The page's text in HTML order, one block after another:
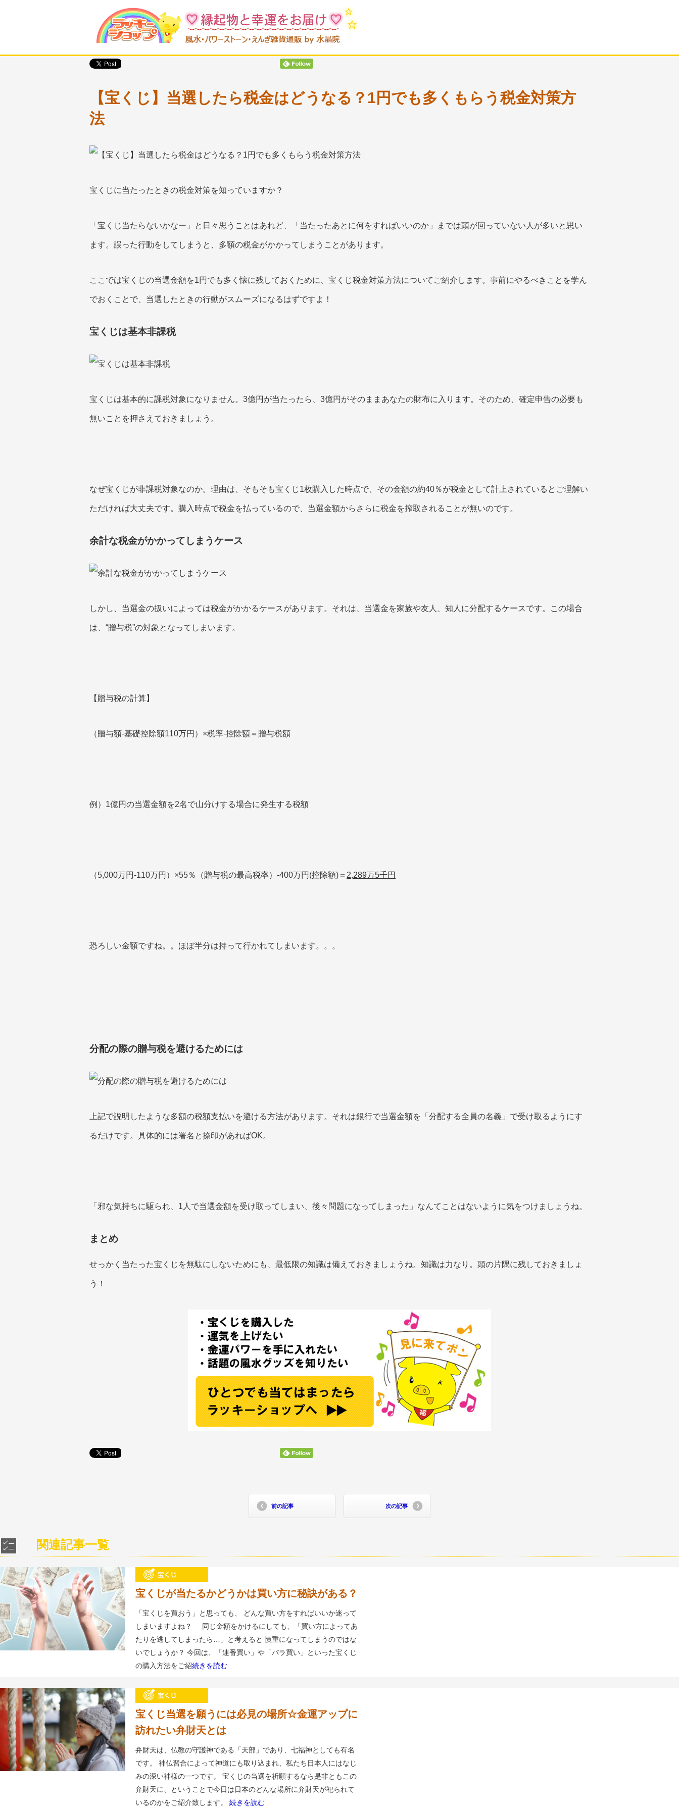
【宝くじ】当選したら税金はどうなる？1円でも多くもらう税金対策方
法
宝くじに当たったときの税金対策を知っていますか？
「宝くじ当たらないかなー」と日々思うことはあれど、「当たったあとに何をすればいいのか」までは頭が回っていない人が多いと思い
ます。誤った行動をしてしまうと、多額の税金がかかってしまうことがあります。
ここでは宝くじの当選金額を1円でも多く懐に残しておくために、宝くじ税金対策方法についてご紹介します。事前にやるべきことを学ん
でおくことで、当選したときの行動がスムーズになるはずですよ！
宝くじは基本非課税
宝くじは基本的に課税対象になりません。3億円が当たったら、3億円がそのままあなたの財布に入ります。そのため、確定申告の必要も
無いことを押さえておきましょう。
なぜ宝くじが非課税対象なのか。理由は、そもそも宝くじ1枚購入した時点で、その金額の約40％が税金として計上されているとご理解い
ただければ大丈夫です。購入時点で税金を払っているので、当選金額からさらに税金を搾取されることが無いのです。
余計な税金がかかってしまうケース
しかし、当選金の扱いによっては税金がかかるケースがあります。それは、当選金を家族や友人、知人に分配するケースです。この場合
は、“贈与税”の対象となってしまいます。
【贈与税の計算】
（贈与額-基礎控除額110万円）×税率-控除額＝贈与税額
例）1億円の当選金額を2名で山分けする場合に発生する税額
（5,000万円-110万円）×55％（贈与税の最高税率）-400万円(控除額)＝ 2,289万5千円
恐ろしい金額ですね。。ほぼ半分は持って行かれてしまいます。。。
分配の際の贈与税を避けるためには
上記で説明したような多額の税額支払いを避ける方法があります。それは銀行で当選金額を「分配する全員の名義」で受け取るようにす
るだけです。具体的には署名と捺印があればOK。
「邪な気持ちに駆られ、1人で当選金額を受け取ってしまい、後々問題になってしまった」なんてことはないように気をつけましょうね。
まとめ
せっかく当たった宝くじを無駄にしないためにも、最低限の知識は備えておきましょうね。知識は力なり。頭の片隅に残しておきましょ
う！
前の記事 次の記事
関連記事一覧
宝くじが当たるかどうかは買い方に秘訣がある？
「宝くじを買おう」と思っても、 どんな買い方をすればいいか迷って
しまいますよね？ 同じ金額をかけるにしても、「買い方によってあ
たりを逃してしまったら…」と考えると 慎重になってしまうのではな
いでしょうか？ 今回は、「連番買い」や「バラ買い」といった宝くじ
の購入方法をご紹続きを読む
宝くじ当選を願うには必見の場所☆金運アップに
訪れたい弁財天とは
弁財天は、仏教の守護神である「天部」であり、七福神としても有名
です。 神仏習合によって神道にも取り込まれ、私たち日本人にはなじ
みの深い神様の一つです。 宝くじの当選を祈願するなら是非ともこの
弁財天に、ということで今日は日本のどんな場所に弁財天が祀られて
いるのかをご紹介致します。 続きを読む